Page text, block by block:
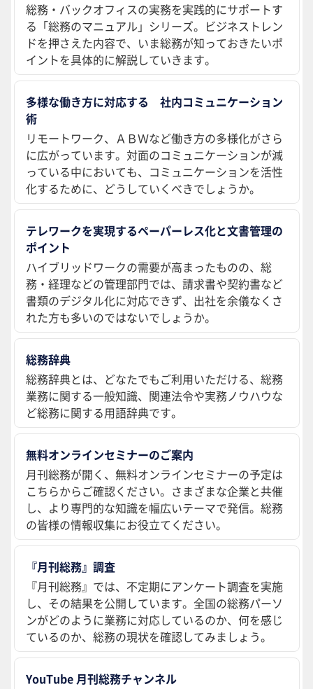
総務・バックオフィスの実務を実践的にサポートす
る「総務のマニュアル」シリーズ。ビジネストレン
ドを押さえた内容で、いま総務が知っておきたいポ
イントを具体的に解説していきます。
多様な働き方に対応する 社内コミュニケーション
術
リモートワーク、ＡＢＷなど働き方の多様化がさら
に広がっています。対面のコミュニケーションが減
っている中においても、コミュニケーションを活性
化するために、どうしていくべきでしょうか。
テレワークを実現するペーパーレス化と文書管理の
ポイント
ハイブリッドワークの需要が高まったものの、総
務・経理などの管理部門では、請求書や契約書など
書類のデジタル化に対応できず、出社を余儀なくさ
れた方も多いのではないでしょうか。
総務辞典
総務辞典とは、どなたでもご利用いただける、総務
業務に関する一般知識、関連法令や実務ノウハウな
ど総務に関する用語辞典です。
無料オンラインセミナーのご案内
月刊総務が開く、無料オンラインセミナーの予定は
こちらからご確認ください。さまざまな企業と共催
し、より専門的な知識を幅広いテーマで発信。総務
の皆様の情報収集にお役立てください。
『月刊総務』調査
『月刊総務』では、不定期にアンケート調査を実施
し、その結果を公開しています。全国の総務パーソ
ンがどのように業務に対応しているのか、何を感じ
ているのか、総務の現状を確認してみましょう。
YouTube 月刊総務チャンネル